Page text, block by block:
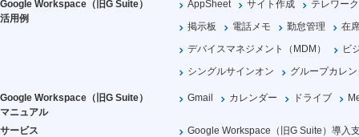
Google Workspace（旧G Suite）
活用例
AppSheet サイト作成
テレワーク
掲示板
電話メモ 勤怠管理
在
デバイスマネジメント（MDM）
ビ
シングルサインオン
グループカレ
Google Workspace（旧G Suite）
マニュアル
Gmail カレンダー ドライブ
サービス Google Workspace（旧G Suite）導入